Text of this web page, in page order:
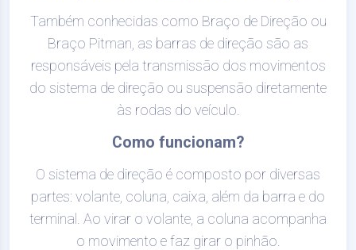
Também conhecidas como Braço de Direção ou
Braço Pitman, as barras de direção são as
responsáveis pela transmissão dos movimentos
do sistema de direção ou suspensão diretamente
às rodas do veículo.
Como funcionam?
O sistema de direção é composto por diversas
partes: volante, coluna, caixa, além da barra e do
terminal. Ao virar o volante, a coluna acompanha
o movimento e faz girar o pinhão.